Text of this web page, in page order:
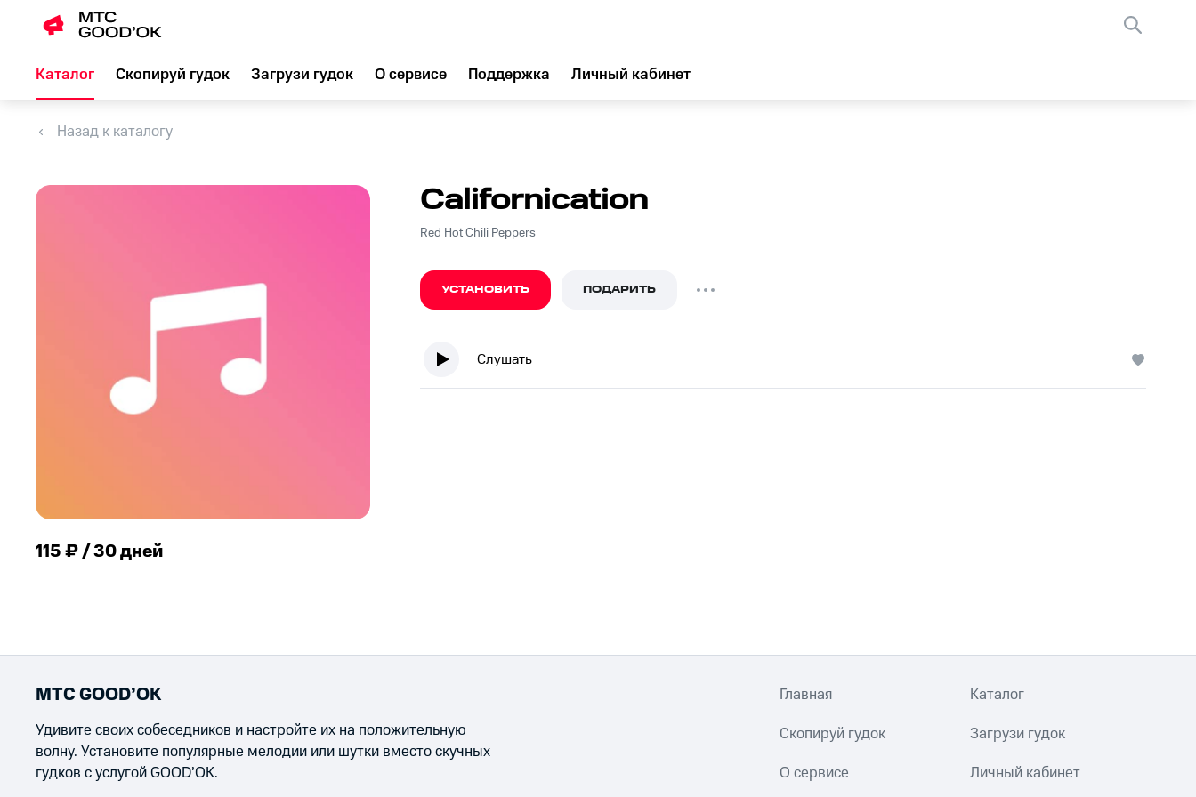
Каталог Скопируй гудок Загрузи гудок О сервисе Поддержка Личный кабинет
Назад к каталогу
115 ₽ / 30 дней
Californication
Red Hot Chili Peppers
УСТАНОВИТЬ ПОДАРИТЬ
Слушать
МТС GOOD’OK
Удивите своих собеседников и настройте их на положительную
волну. Установите популярные мелодии или шутки вместо скучных
гудков с услугой GOOD’OK.
Главная Каталог
Скопируй гудок Загрузи гудок
О сервисе Личный кабинет